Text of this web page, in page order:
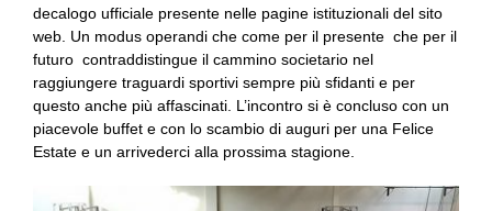
decalogo ufficiale presente nelle pagine istituzionali del sito
web. Un modus operandi che come per il presente che per il
futuro contraddistingue il cammino societario nel
raggiungere traguardi sportivi sempre più sfidanti e per
questo anche più affascinati. L’incontro si è concluso con un
piacevole buffet e con lo scambio di auguri per una Felice
Estate e un arrivederci alla prossima stagione.